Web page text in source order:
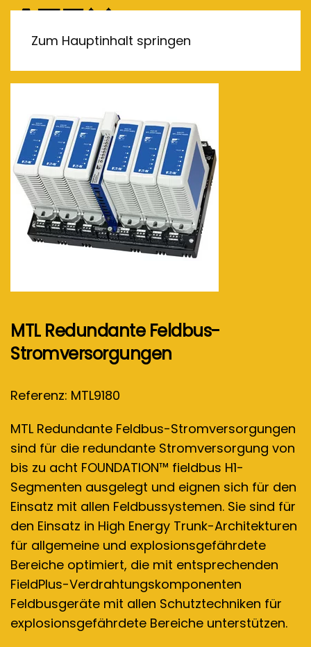
Zum Hauptinhalt springen
MTL Redundante Feldbus-
Stromversorgungen
Referenz: MTL9180
MTL Redundante Feldbus-Stromversorgungen
sind für die redundante Stromversorgung von
bis zu acht FOUNDATION™ fieldbus H1-
Segmenten ausgelegt und eignen sich für den
Einsatz mit allen Feldbussystemen. Sie sind für
den Einsatz in High Energy Trunk-Architekturen
für allgemeine und explosionsgefährdete
Bereiche optimiert, die mit entsprechenden
FieldPlus-Verdrahtungskomponenten
Feldbusgeräte mit allen Schutztechniken für
explosionsgefährdete Bereiche unterstützen.